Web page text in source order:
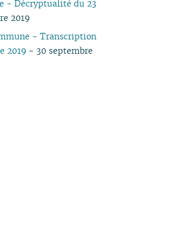
- Décryptualité du 23
2019
- Transcription
2019 - 30 septembre